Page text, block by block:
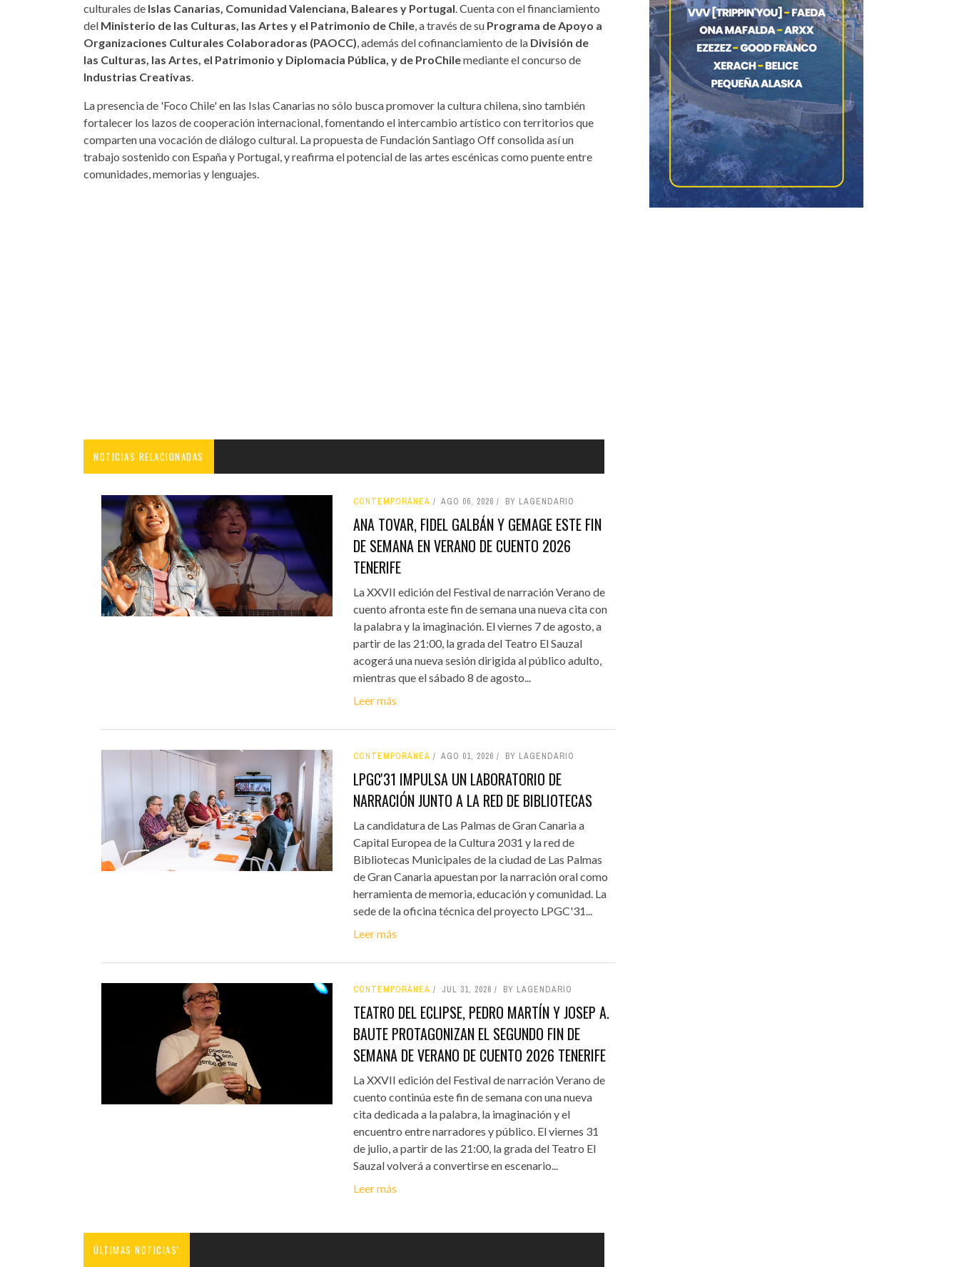
culturales de Islas Canarias, Comunidad Valenciana, Baleares y Portugal . Cuenta con el financiamiento
del Ministerio de las Culturas, las Artes y el Patrimonio de Chile , a través de su Programa de Apoyo a
Organizaciones Culturales Colaboradoras (PAOCC) , además del cofinanciamiento de la División de
las Culturas, las Artes, el Patrimonio y Diplomacia Pública, y de ProChilemediante el concurso de
Industrias Creativas
La presencia de 'Foco Chile' en las Islas Canarias no sólo busca promover la cultura chilena, sino también
fortalecer los lazos de cooperación internacional, fomentando el intercambio artístico con territorios que
comparten una vocación de diálogo cultural. La propuesta de Fundación Santiago Off consolida así un
trabajo sostenido con España y Portugal, y reafirma el potencial de las artes escénicas como puente entre
comunidades, memorias y lenguajes.
NOTICIAS RELACIONADAS
CONTEMPORÁNEA AGO 06, 2026 BY LAGENDARIO
ANA TOVAR, FIDEL GALBÁN Y GEMAGE ESTE FIN
DE SEMANA EN VERANO DE CUENTO 2026
TENERIFE
La XXVII edición del Festival de narración Verano de
cuento afronta este fin de semana una nueva cita con
la palabra y la imaginación. El viernes 7 de agosto, a
partir de las 21:00, la grada del Teatro El Sauzal
acogerá una nueva sesión dirigida al público adulto,
mientras que el sábado 8 de agosto...
Leer más
CONTEMPORÁNEA AGO 01, 2026 BY LAGENDARIO
LPGC'31 IMPULSA UN LABORATORIO DE
NARRACIÓN JUNTO A LA RED DE BIBLIOTECAS
La candidatura de Las Palmas de Gran Canaria a
Capital Europea de la Cultura 2031 y la red de
Bibliotecas Municipales de la ciudad de Las Palmas
de Gran Canaria apuestan por la narración oral como
herramienta de memoria, educación y comunidad. La
sede de la oficina técnica del proyecto LPGC'31...
Leer más
CONTEMPORÁNEA JUL 31, 2026 BY LAGENDARIO
TEATRO DEL ECLIPSE, PEDRO MARTÍN Y JOSEP A.
BAUTE PROTAGONIZAN EL SEGUNDO FIN DE
SEMANA DE VERANO DE CUENTO 2026 TENERIFE
La XXVII edición del Festival de narración Verano de
cuento continúa este fin de semana con una nueva
cita dedicada a la palabra, la imaginación y el
encuentro entre narradores y público. El viernes 31
de julio, a partir de las 21:00, la grada del Teatro El
Sauzal volverá a convertirse en escenario...
Leer más
ÚLTIMAS NOTICIAS'